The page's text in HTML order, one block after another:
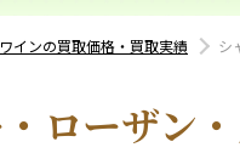
インの買取価格・買取実績 シ
ローザン